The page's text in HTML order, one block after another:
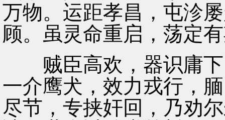
万物。运距孝昌，屯沴
顾。虽灵命重启，荡定
贼臣高欢，器识庸下
一介鹰犬，效力戎行，
尽节，专挟奸回，乃劝